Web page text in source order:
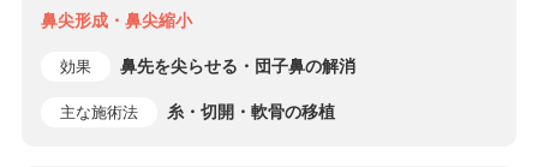
鼻尖形成・鼻尖縮小
効果 鼻先を尖らせる・団子鼻の解消
主な施術法 糸・切開・軟骨の移植